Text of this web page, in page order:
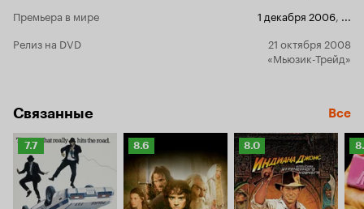
Премьера в мире
1 декабря 2006
Релиз на DVD
21 октября 2008
«Мьюзик-Трейд»
Связанные Все
Рейтинг
Кинопоиска
7.7
7.7
Рейтинг
Кинопоиска
8.6
8.6
Рейтинг
Кинопоиска
8.0
8.0